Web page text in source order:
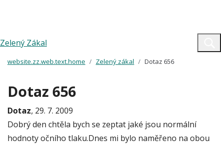
Zelený Zákal
website.zz.web.text.home Zelený zákal Dotaz 656
Dotaz 656
Dotaz, 29. 7. 2009
Dobrý den chtěla bych se zeptat jaké jsou normální
hodnoty očního tlaku.Dnes mi bylo naměřeno na obou